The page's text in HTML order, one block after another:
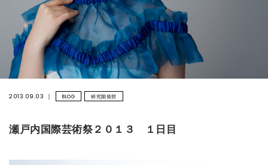
2013.09.03 BLOG 研究開発部
瀬戸内国際芸術祭２０１３ １日目
WELLBEING REPORT
FOR SALON
COMPANY
RECRUIT